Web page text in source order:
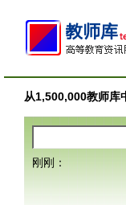
从1,500,000教师库
刚刚：